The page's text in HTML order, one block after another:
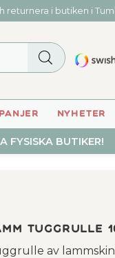
returnera i butiken i
NYHETER
FYSISKA BUTIKER!
Tuggrulle
av